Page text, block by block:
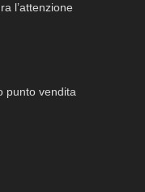
l’attenzione
punto vendita